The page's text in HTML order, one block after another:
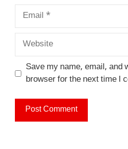
Email
Website
Save my name, email, and
browser for the next time I